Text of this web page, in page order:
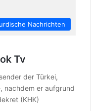
Nachrichten
Tv
der Türkei,
nachdem er aufgrund
(KHK)